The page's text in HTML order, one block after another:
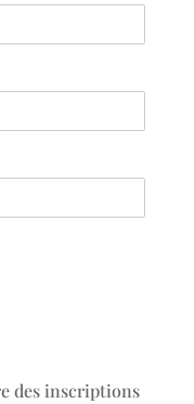
des inscriptions